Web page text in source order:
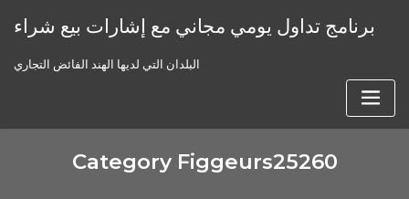
برنامج تداول يومي مجاني مع إشارات بيع شراء
البلدان التي لديها الهند الفائض التجاري
Category Figgeurs25260